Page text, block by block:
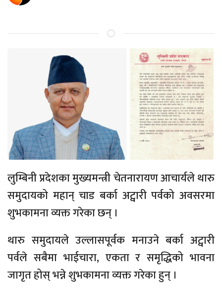
लुम्बिनी प्रदेशका मुख्यमन्त्री चेतनारायण आचार्यले थारु
समुदायको महान् चाड बर्का अट्वारी पर्वको अवसरमा
शुभकामना व्यक्त गरेका छन् ।
थारु समुदायले उल्लासपूर्वक मनाउने बर्का अट्वारी
पर्वले सबैमा भाईचारा, एकता र समृद्धिको भावना
जागृत होस् भन्ने शुभकामना व्यक्त गरेका हुन् ।